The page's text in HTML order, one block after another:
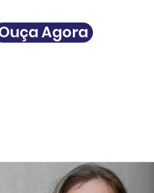
Agora